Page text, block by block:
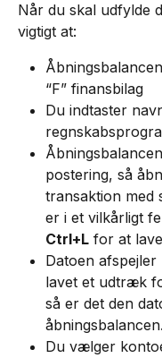
Når du skal udfylde
vigtigt at:
“F” finansbilag
Du indtaster
postering, så
transaktion med
er i et vilkårligt
Ctrl+L for at
Datoen
lavet et udtræk
så er det den
åbningsbalancen.
Du vælger